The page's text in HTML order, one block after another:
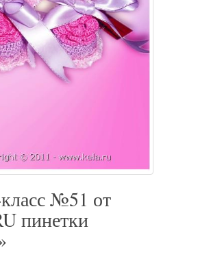
№51 от
пинетки